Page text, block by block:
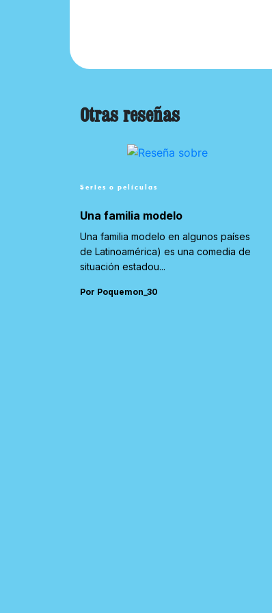
Otras reseñas
Series o películas
Una familia modelo
Una familia modelo en algunos países
de Latinoamérica) es una comedia de
situación estadou...
Por Poquemon_30